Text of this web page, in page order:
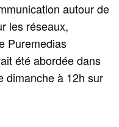
autour de
les réseaux,
Puremedias
été abordée dans
dimanche à 12h sur